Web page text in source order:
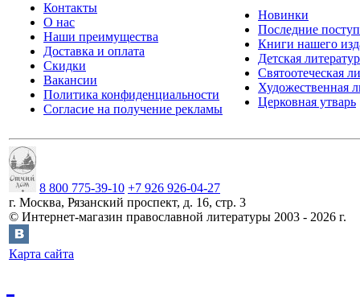
Контакты
О нас
Наши преимущества
Доставка и оплата
Скидки
Вакансии
Политика конфиденциальности
Согласие на получение рекламы
Новинки
Последние
Книги нашего
Детская
Святоотеческая
Художественная
Церковная утварь
8 800 775-39-10 +7 926 926-04-27
г. Москва, Рязанский проспект, д. 16, стр. 3
© Интернет-магазин православной литературы 2003 - 2026 г.
Карта сайта